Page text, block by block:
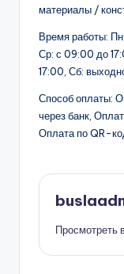
материалы /
Время работы:
Ср: с 09:00 до
17:00, Сб:
Способ оплаты:
через банк,
Оплата по QR-
Просмотреть